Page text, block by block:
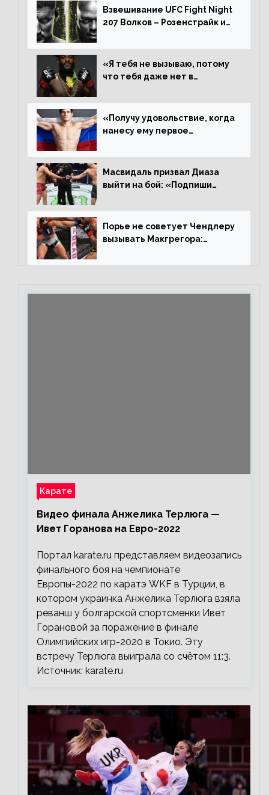
выиграл»
Взвешивание UFC Fight Night
207 Волков – Розенстрайк и
«Я тебя не вызываю, потому
что тебя даже нет в
пауза», сообщает Стерлинг
ответил Сехудо
«Получу удовольствие, когда
нанесу ему первое
Иге – про бой с Евлоевым
Масвидаль призвал Диаза
выйти на бой: «Подпиши
повторим»
Порье не советует Чендлеру
вызывать Макгрегора:
каждом бою, а Конор умеет
Карате
Видео финала Анжелика Терлюга —
Ивет Горанова на Евро-2022
Портал karate.ru представляем видеозапись
финального боя на чемпионате
Европы-2022 по каратэ WKF в Турции, в
котором украинка Анжелика Терлюга взяла
реванш у болгарской спортсменки Ивет
Горановой за поражение в финале
Олимпийских игр-2020 в Токио. Эту
встречу Терлюга выиграла со счётом 11:3.
Источник: karate.ru